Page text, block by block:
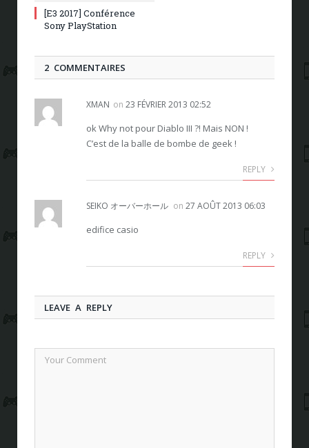
[E3 2017] Conférence
Sony PlayStation
2 COMMENTAIRES
XMAN on 23 FÉVRIER 2013 02:52
ok Why not pour Diablo III ?! Mais NON !
C’est de la balle de bombe de geek !
REPLY
SEIKO オーバーホール on 27 AOÛT 2013 06:03
edifice casio
REPLY
LEAVE A REPLY